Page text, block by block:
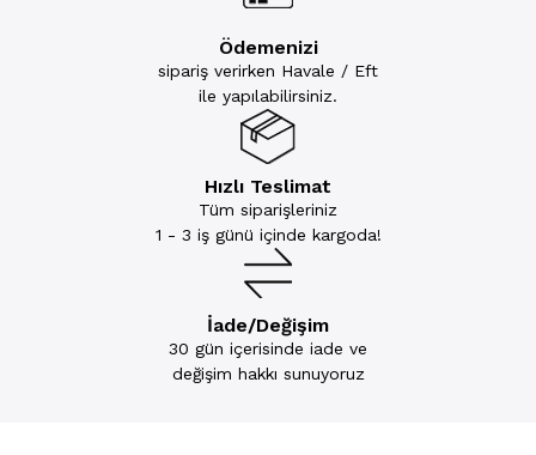
Ödemenizi
sipariş verirken Havale / Eft
ile yapılabilirsiniz.
Hızlı Teslimat
Tüm siparişleriniz
1 - 3 iş günü içinde kargoda!
İade/Değişim
30 gün içerisinde iade ve
değişim hakkı sunuyoruz